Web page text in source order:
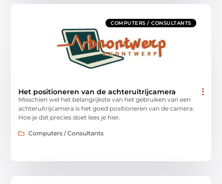
COMPUTERS / CONSULTANTS
Het positioneren van de achteruitrijcamera
Misschien wel het belangrijkste van het gebruiken van een
achteruitrijcamera is het goed positioneren van de camera.
Hoe je dat precies doet lees je hier.
Computers / Consultants